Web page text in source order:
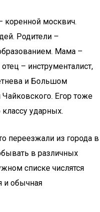
коренной москвич.
Родители –
Мама –
– инструменталист,
и Большом
Егор тоже
ударных.
переезжали из города в
в различных
списке числятся
и обычная